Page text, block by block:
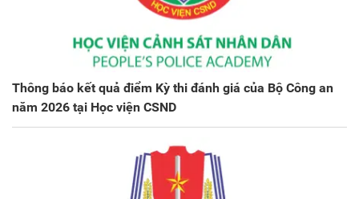
Thông báo kết quả điểm Kỳ thi đánh giá của Bộ Công an
năm 2026 tại Học viện CSND